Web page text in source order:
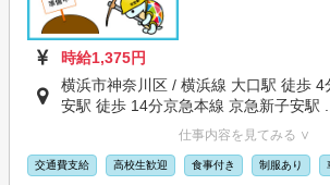
時給1,375円
横浜市神奈川区 / 横浜線 大口駅 徒歩 4
安駅 徒歩 14分京急本線 京急新子安駅 ...
仕事内容を見てみる ∨
交通費支給 高校生歓迎 食事付き 制服あり